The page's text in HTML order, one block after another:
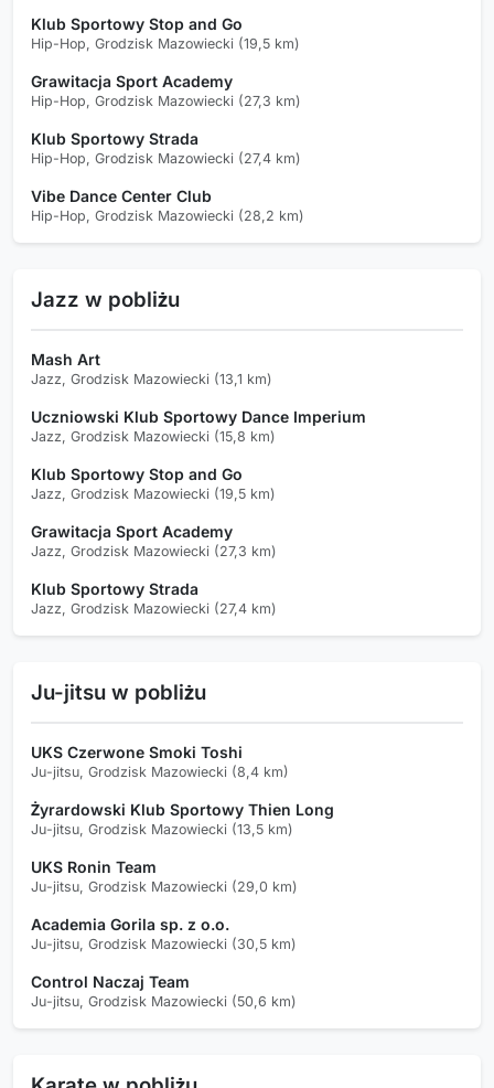
Klub Sportowy Stop and Go
Hip-Hop, Grodzisk Mazowiecki (19,5 km)
Grawitacja Sport Academy
Hip-Hop, Grodzisk Mazowiecki (27,3 km)
Klub Sportowy Strada
Hip-Hop, Grodzisk Mazowiecki (27,4 km)
Vibe Dance Center Club
Hip-Hop, Grodzisk Mazowiecki (28,2 km)
Jazz w pobliżu
Mash Art
Jazz, Grodzisk Mazowiecki (13,1 km)
Uczniowski Klub Sportowy Dance Imperium
Jazz, Grodzisk Mazowiecki (15,8 km)
Klub Sportowy Stop and Go
Jazz, Grodzisk Mazowiecki (19,5 km)
Grawitacja Sport Academy
Jazz, Grodzisk Mazowiecki (27,3 km)
Klub Sportowy Strada
Jazz, Grodzisk Mazowiecki (27,4 km)
Ju-jitsu w pobliżu
UKS Czerwone Smoki Toshi
Ju-jitsu, Grodzisk Mazowiecki (8,4 km)
Żyrardowski Klub Sportowy Thien Long
Ju-jitsu, Grodzisk Mazowiecki (13,5 km)
UKS Ronin Team
Ju-jitsu, Grodzisk Mazowiecki (29,0 km)
Academia Gorila sp. z o.o.
Ju-jitsu, Grodzisk Mazowiecki (30,5 km)
Control Naczaj Team
Ju-jitsu, Grodzisk Mazowiecki (50,6 km)